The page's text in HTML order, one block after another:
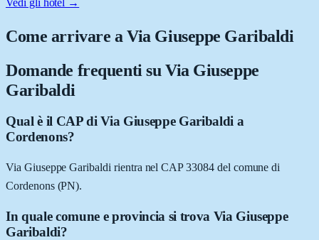
Come arrivare aVia Giuseppe Garibaldi
Domande frequenti su Via Giuseppe
Garibaldi
Qual è il CAP di Via Giuseppe Garibaldi a
Cordenons?
Via Giuseppe Garibaldi rientra nel CAP 33084 del comune di
Cordenons (PN).
In quale comune e provincia si trova Via Giuseppe
Garibaldi?